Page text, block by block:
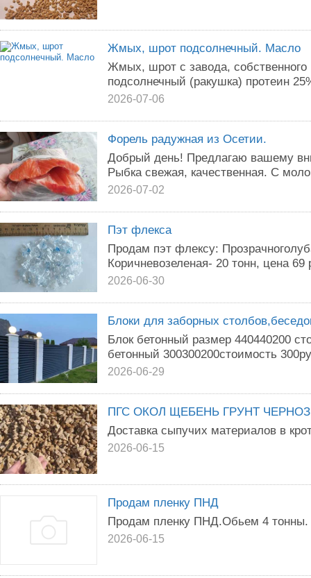
Жмых, шрот подсолнечный. Масло
Жмых, шрот с завода,
подсолнечный (ракушка) протеин
2026-07-06
Форель радужная из Осетии.
Добрый день! Предлагаю вашему
Рыбка свежая, качественная. С
2026-07-02
Пэт флекса
Продам пэт флексу:
Коричневозеленая- 20 тонн, цена 69
2026-06-30
Блоки для заборных
Блок бетонный размер 440440200
бетонный 300300200стоимость
2026-06-29
ПГС ОКОЛ ЩЕБЕНЬ ГРУНТ
Доставка сыпучих материалов в
2026-06-15
Продам пленку ПНД
Продам пленку ПНД.Обьем 4 тонны.
2026-06-15